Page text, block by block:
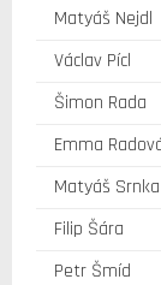
Matyáš Nejdl
Václav Pícl
Šimon Rada
Emma
Matyáš Srnka
Filip Šára
Petr Šmíd